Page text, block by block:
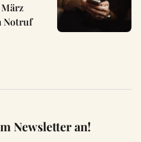
Notruf
Newsletter an!